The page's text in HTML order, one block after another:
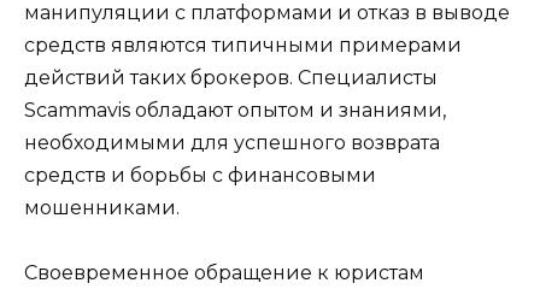
манипуляции с платформами и отказ в выводе
средств являются типичными примерами
действий таких брокеров. Специалисты
Scammavis обладают опытом и знаниями,
необходимыми для успешного возврата
средств и борьбы с финансовыми
мошенниками.
Своевременное обращение к юристам